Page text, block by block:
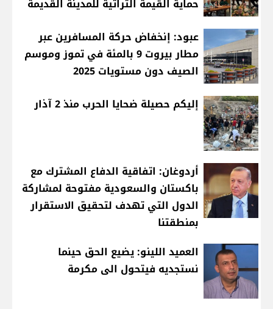
حماية القيمة التراثية للمدينة القديمة
عبود: إنخفاض حركة المسافرين عبر
مطار بيروت 9 بالمئة في تموز وموسم
الصيف دون مستويات 2025
إليكم حصيلة ضحايا الحرب منذ 2 آذار
أردوغان: اتفاقية الدفاع المشترك مع
باكستان والسعودية مفتوحة لمشاركة
الدول التي تهدف لتحقيق الاستقرار
بمنطقتنا
العميد اللينو: يضيع الحق حينما
نستجديه فيتحول الى مكرمة